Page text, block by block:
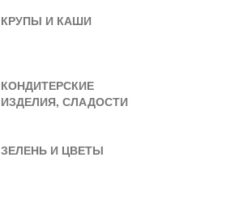
КРУПЫ И КАШИ
КОНДИТЕРСКИЕ
ИЗДЕЛИЯ, СЛАДОСТИ
ЗЕЛЕНЬ И ЦВЕТЫ